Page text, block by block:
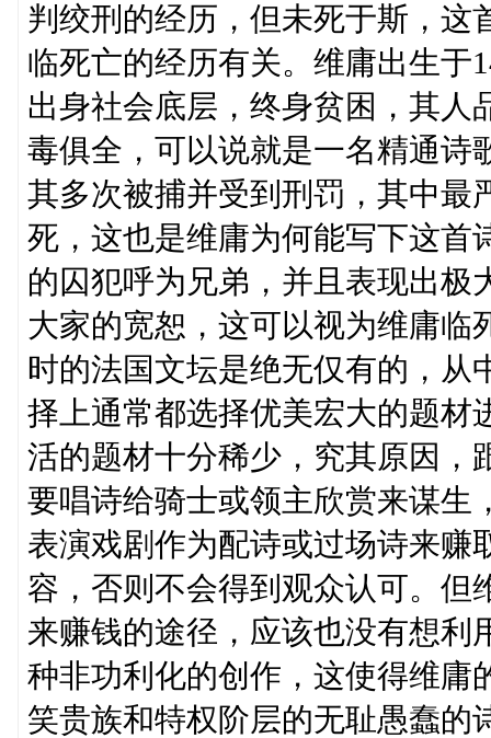
判绞刑的经历，但未死于斯，这
临死亡的经历有关。维庸出生于
出身社会底层，终身贫困，其人
毒俱全，可以说就是一名精通诗
其多次被捕并受到刑罚，其中最
死，这也是维庸为何能写下这首
的囚犯呼为兄弟，并且表现出极
大家的宽恕，这可以视为维庸临
时的法国文坛是绝无仅有的，从
择上通常都选择优美宏大的题材
活的题材十分稀少，究其原因，
要唱诗给骑士或领主欣赏来谋生
表演戏剧作为配诗或过场诗来赚
容，否则不会得到观众认可。但
来赚钱的途径，应该也没有想利
种非功利化的创作，这使得维庸
笑贵族和特权阶层的无耻愚蠢的